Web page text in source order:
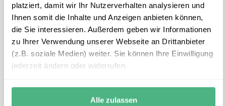
platziert, damit wir Ihr Nutzerverhalten analysieren und
Ihnen somit die Inhalte und Anzeigen anbieten können,
die Sie interessieren. Außerdem geben wir Informationen
zu Ihrer Verwendung unserer Webseite an Drittanbieter
(z.B. soziale Medien) weiter. Sie können Ihre Einwilligung
jederzeit ändern oder widerrufen.
Alle zulassen
Montag – Freitag: